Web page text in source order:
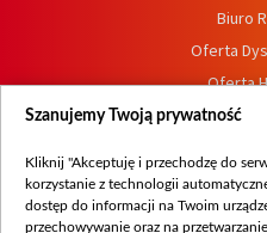
Biuro
Oferta
Oferta
Procedura
Szanujemy Twoją prywatność
Kliknij "Akceptuję i przechodzę do
korzystanie z technologii
dostęp do informacji na Twoim
przechowywanie oraz na